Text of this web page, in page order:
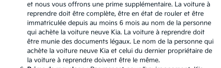
et nous vous offrons une prime supplémentaire. La voiture à
reprendre doit être complète, être en état de rouler et être
immatriculée depuis au moins 6 mois au nom de la personne
qui achète la voiture neuve Kia. La voiture à reprendre doit
être munie des documents légaux. Le nom de la personne qui
achète la voiture neuve Kia et celui du dernier propriétaire de
la voiture à reprendre doivent être le même.